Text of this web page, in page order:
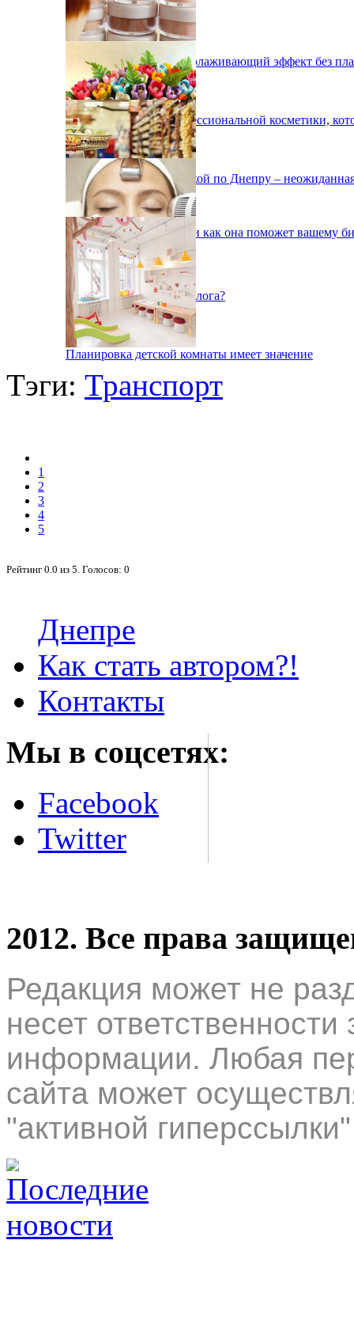
Косметика Lamic — омолаживающий эффект без
Мировые бренды профессиональной косметики,
Свежие цветы с доставкой по Днепру –
Что такое промо-акция и как она поможет вашему
Зачем посещать косметолога?
Планировка детской комнаты имеет значение
Тэги: Транспорт
1
2
3
4
5
Рейтинг 0.0 из 5 . Голосов: 0
Днепре
Как стать автором?!
Контакты
Мы в соцсетях:
Facebook
Twitter
2012. Все права
Редакция может не
несет
информации. Любая
сайта может
"активной